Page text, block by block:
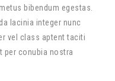
bibendum egestas.
lacinia integer nunc
vel class aptent taciti
per conubia nostra